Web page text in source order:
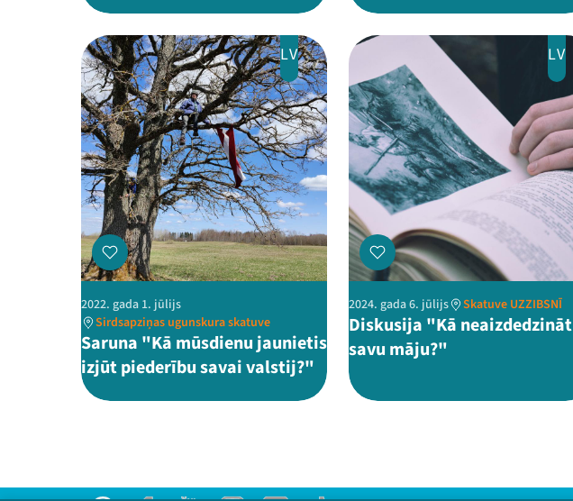
LV
2022. gada 1. jūlijs
Sirdsapziņas ugunskura skatuve
Saruna "Kā mūsdienu jaunietis
izjūt piederību savai valstij?"
LV
2024. gada 6. jūlijs Skatuve UZZIBSNĪ
Diskusija "Kā neaizdedzināt
savu māju?"